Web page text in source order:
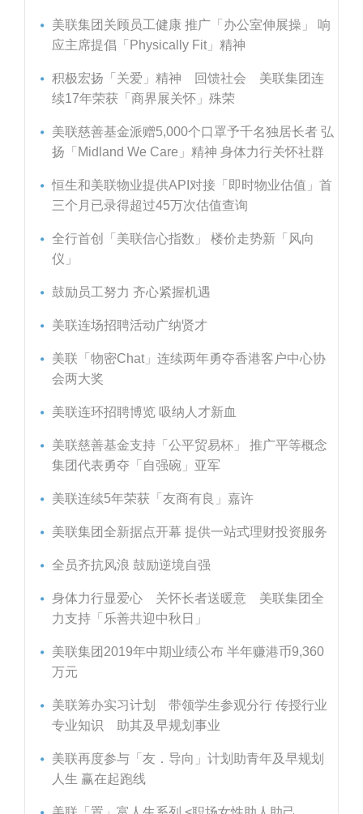
美联集团关顾员工健康 推广「办公室伸展操」 响
应主席提倡「Physically Fit」精神
积极宏扬「关爱」精神 回馈社会 美联集团连
续17年荣获「商界展关怀」殊荣
美联慈善基金派赠5,000个口罩予千名独居长者 弘
扬「Midland We Care」精神 身体力行关怀社群
恒生和美联物业提供API对接「即时物业估值」首
三个月已录得超过45万次估值查询
全行首创「美联信心指数」 楼价走势新「风向
仪」
鼓励员工努力 齐心紧握机遇
美联连场招聘活动广纳贤才
美联「物密Chat」连续两年勇夺香港客户中心协
会两大奖
美联连环招聘博览 吸纳人才新血
美联慈善基金支持「公平贸易杯」 推广平等概念
集团代表勇夺「自强碗」亚军
美联连续5年荣获「友商有良」嘉许
美联集团全新据点开幕 提供一站式理财投资服务
全员齐抗风浪 鼓励逆境自强
身体力行显爱心 关怀长者送暖意 美联集团全
力支持「乐善共迎中秋日」
美联集团2019年中期业绩公布 半年赚港币9,360
万元
美联筹办实习计划 带领学生参观分行 传授行业
专业知识 助其及早规划事业
美联再度参与「友．导向」计划助青年及早规划
人生 赢在起跑线